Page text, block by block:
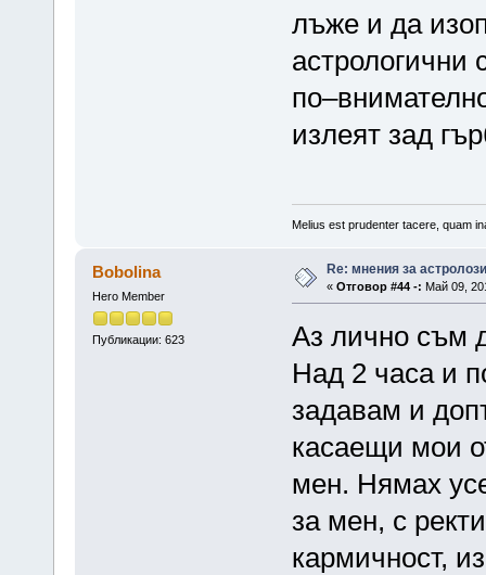
лъже и да
астрологични
излеят зад
Melius est prudenter tacere, quam
Bobolina
Hero Member
Публикации: 623
Re: мнения за астролози
« Отговор #44 -: Май 09,
Аз лично съм
Над 2 часа и
задавам и
касаещи мои
мен. Нямах
за мен, с
кармичност,